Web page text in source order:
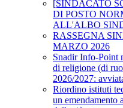
[SINDACATO
DI POSTO
ALL'ALBO
RASSEGNA
MARZO 2026
Snadir Info-Point
di religione (di
2026/2027:
Riordino istituti
un